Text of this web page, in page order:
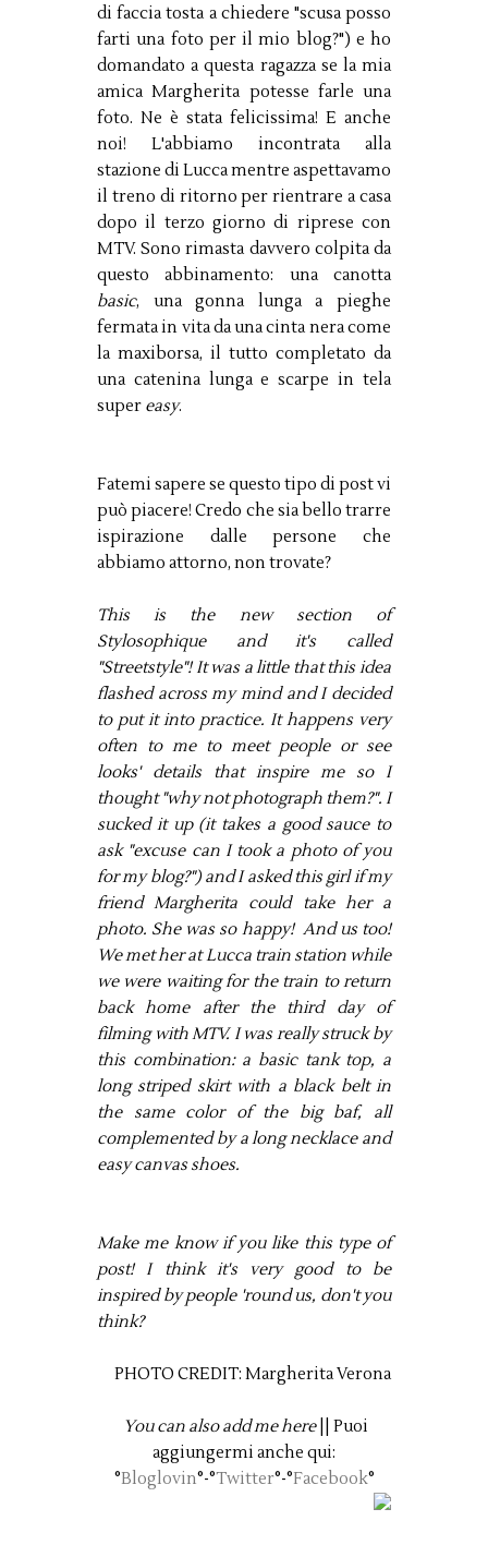
di faccia tosta a chiedere "scusa posso
farti una foto per il mio blog?") e ho
domandato a questa ragazza se la mia
amica Margherita potesse farle una
foto. Ne è stata felicissima! E anche
noi! L'abbiamo incontrata alla
stazione di Lucca mentre aspettavamo
il treno di ritorno per rientrare a casa
dopo il terzo giorno di riprese con
MTV. Sono rimasta davvero colpita da
questo abbinamento: una canotta
basic, una gonna lunga a pieghe
fermata in vita da una cinta nera come
la maxiborsa, il tutto completato da
una catenina lunga e scarpe in tela
super easy.
Fatemi sapere se questo tipo di post vi
può piacere! Credo che sia bello trarre
ispirazione dalle persone che
abbiamo attorno, non trovate?
This is the new section of
Stylosophique and it's called
"Streetstyle"! It was a little that this idea
flashed across my mind and I decided
to put it into practice. It happens very
often to me to meet people or see
looks' details that inspire me so I
thought "why not photograph them?". I
sucked it up (it takes a good sauce to
ask "excuse can I took a photo of you
for my blog?") and I asked this girl if my
friend Margherita could take her a
photo. She was so happy! And us too!
We met her at Lucca train station while
we were waiting for the train to return
back home after the third day of
filming with MTV. I was really struck by
this combination: a basic tank top, a
long striped skirt with a black belt in
the same color of the big baf, all
complemented by a long necklace and
easy canvas shoes.
Make me know if you like this type of
post! I think it's very good to be
inspired by people 'round us, don't you
think?
PHOTO CREDIT: Margherita Verona
You can also add me here|| Puoi
aggiungermi anche qui:
°Bloglovin°-°Twitter°-°Facebook°